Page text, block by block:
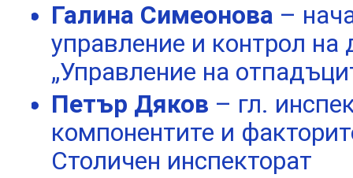
Галина Симеонова –
управление и контрол на
„Управление на
Петър Дяков – гл.
компонентите и
Столичен инспекторат